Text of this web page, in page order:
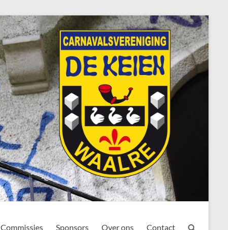
Commissies Sponsors Over ons Contact